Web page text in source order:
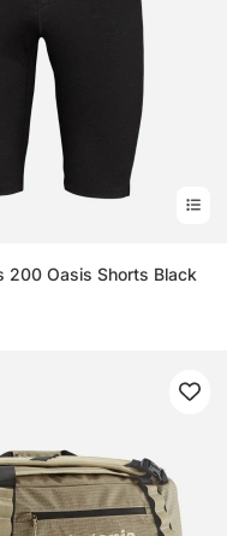
200 Oasis Shorts Black